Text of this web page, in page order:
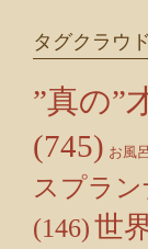
タグクラウド
”真の”
(745) お風
スプラン
(146)世